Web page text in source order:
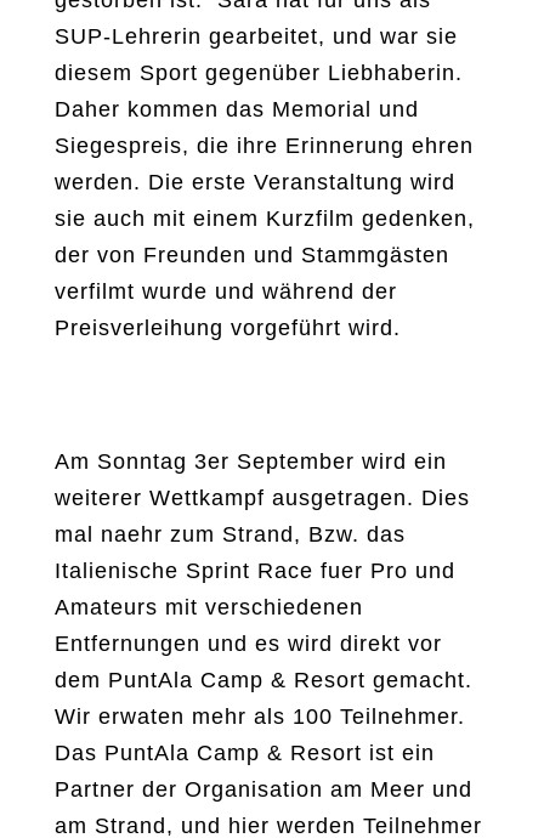
SUP-Lehrerin gearbeitet, und war sie
diesem Sport gegenüber Liebhaberin.
Daher kommen das Memorial und
Siegespreis, die ihre Erinnerung ehren
werden. Die erste Veranstaltung wird
sie auch mit einem Kurzfilm gedenken,
der von Freunden und Stammgästen
verfilmt wurde und während der
Preisverleihung vorgeführt wird.
Am Sonntag 3er September wird ein
weiterer Wettkampf ausgetragen. Dies
mal naehr zum Strand, Bzw. das
Italienische Sprint Race fuer Pro und
Amateurs mit verschiedenen
Entfernungen und es wird direkt vor
dem PuntAla Camp & Resort gemacht.
Wir erwaten mehr als 100 Teilnehmer.
Das PuntAla Camp & Resort ist ein
Partner der Organisation am Meer und
am Strand, und hier werden Teilnehmer